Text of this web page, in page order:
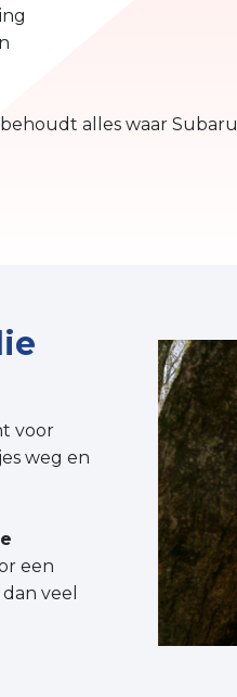
alles waar
voor
weg en
een
veel